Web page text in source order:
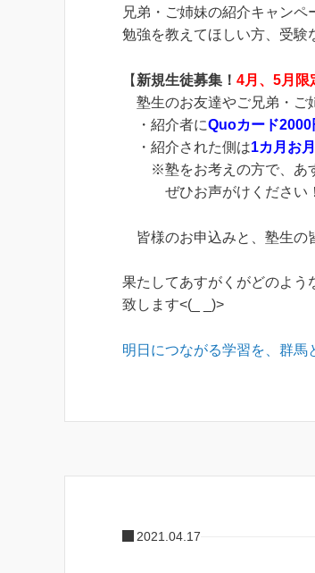
兄弟・ご姉妹の紹介キャンペ
勉強を教えてほしい方、受験
【 新規生徒募集！ 4月、5月限
塾生のお友達やご兄弟・ご
・紹介者にQuoカード2000
・紹介された側は1カ月お
※塾をお考えの方で、あす
ぜひお声がけください！
皆様のお申込みと、塾生の
果たしてあすがくがどのよう
致します<(_ _)>
明日につながる学習を、群馬
2021.04.17